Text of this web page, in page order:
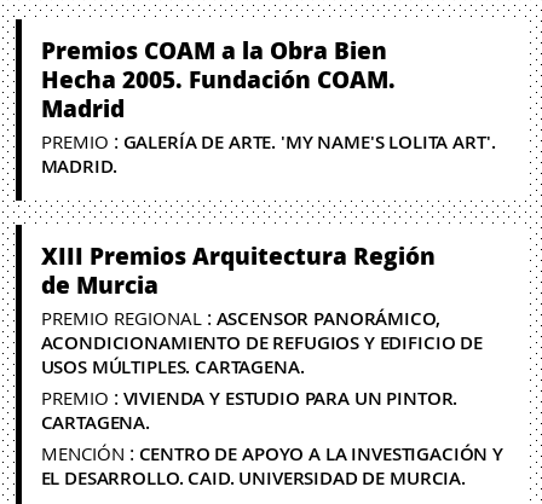
Premios COAM a la Obra Bien
Hecha 2005. Fundación COAM.
Madrid
PREMIO : GALERÍA DE ARTE. 'MY NAME'S LOLITA ART'.
MADRID.
XIII Premios Arquitectura Región
de Murcia
PREMIO REGIONAL: ASCENSOR PANORÁMICO,
ACONDICIONAMIENTO DE REFUGIOS Y EDIFICIO DE
USOS MÚLTIPLES. CARTAGENA.
PREMIO : VIVIENDA Y ESTUDIO PARA UN PINTOR.
CARTAGENA.
MENCIÓN : CENTRO DE APOYO A LA INVESTIGACIÓN Y
EL DESARROLLO. CAID. UNIVERSIDAD DE MURCIA.